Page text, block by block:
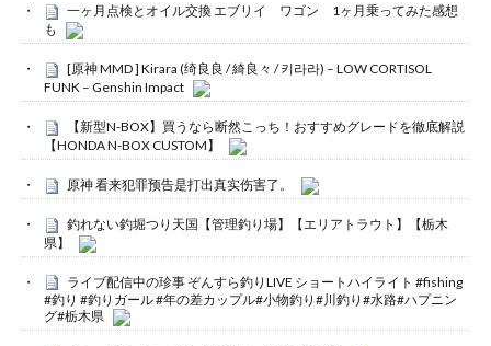
一ヶ月点検とオイル交換 エブリイ ワゴン 1ヶ月乗ってみた感想
も
[原神 MMD ] Kirara (绮良良 / 綺良々 / 키라라) – LOW CORTISOL
FUNK – Genshin Impact
【新型N-BOX】買うなら断然こっち！おすすめグレードを徹底解説
【HONDA N-BOX CUSTOM】
原神 看来犯罪预告是打出真实伤害了。
釣れない釣堀つり天国【管理釣り場】【エリアトラウト】【栃木
県】
ライブ配信中の珍事 ぞんすら釣りLIVE ショートハイライト #fishing
#釣り #釣りガール #年の差カップル#小物釣り#川釣り#水路#ハプニン
グ#栃木県